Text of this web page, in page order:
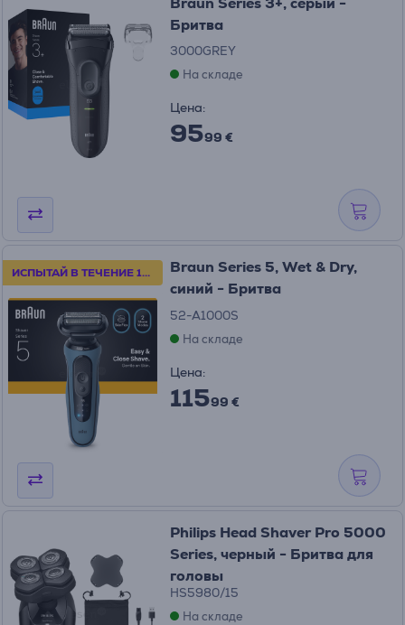
Бритва
3000GREY
На складе
Цена:
9599 €
ИСПЫТАЙ В ТЕЧЕНИЕ 100 ДНЕЙ
Braun Series 5, Wet & Dry,
синий - Бритва
52-A1000S
На складе
Цена:
11599 €
Philips Head Shaver Pro 5000
Series, черный - Бритва для
головы
HS5980/15
На складе